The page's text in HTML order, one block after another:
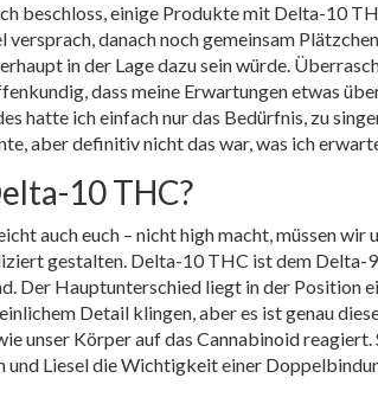
beschloss, einige Produkte mit Delta-10
danach noch gemeinsam
in der Lage dazu sein würde.
dass meine Erwartungen etwas
hatte ich einfach nur das Bedürfnis, zu
aber definitiv nicht das war, was ich
10 THC?
auch euch – nicht high macht, müssen wir
gestalten. Delta-10 THC ist dem
Der Hauptunterschied liegt in der Position
Detail klingen, aber es ist genau
unser Körper auf das Cannabinoid reagiert.
und Liesel die Wichtigkeit einer